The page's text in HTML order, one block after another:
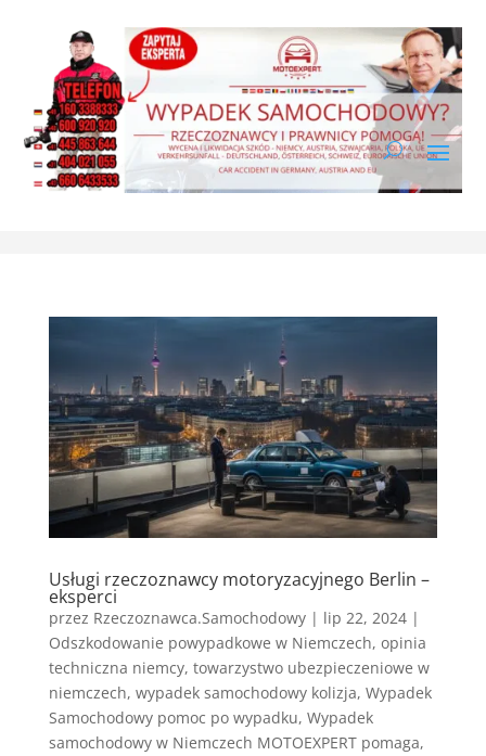
Usługi rzeczoznawcy motoryzacyjnego Berlin –
eksperci
przez Rzeczoznawca.Samochodowy| lip 22, 2024|
Odszkodowanie powypadkowe w Niemczech, opinia
techniczna niemcy, towarzystwo ubezpieczeniowe w
niemczech, wypadek samochodowy kolizja, Wypadek
Samochodowy pomoc po wypadku, Wypadek
samochodowy w Niemczech MOTOEXPERT pomaga,